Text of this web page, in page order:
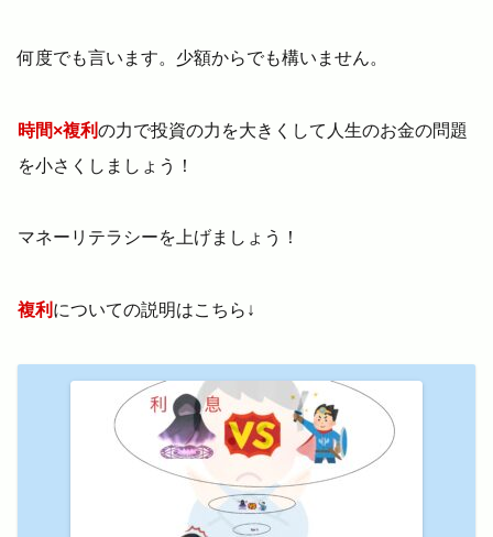
何度でも言います。少額からでも構いません。
時間×複利の力で投資の力を大きくして人生のお金の問題
を小さくしましょう！
マネーリテラシーを上げましょう！
複利 についての説明はこちら↓